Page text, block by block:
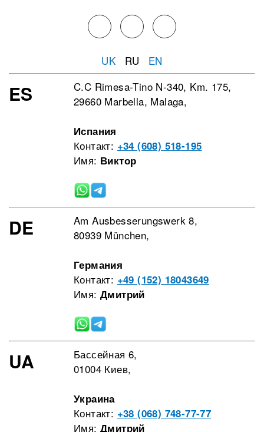
UK RU EN
ES
C.C Rimesa-Tino N-340, Km. 175,
29660 Marbella, Malaga,
Испания
Контакт: +34 (608) 518-195
Имя: Виктор
DE
Am Ausbesserungswerk 8,
80939 München,
Германия
Контакт: +49 (152) 18043649
Имя: Дмитрий
UA
Бассейная 6,
01004 Киев,
Украина
Контакт: +38 (068) 748-77-77
Имя: Дмитрий